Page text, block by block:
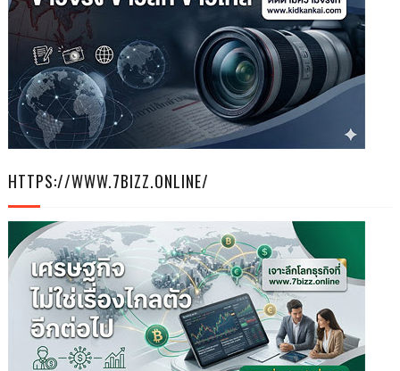
HTTPS://WWW.7BIZZ.ONLINE/